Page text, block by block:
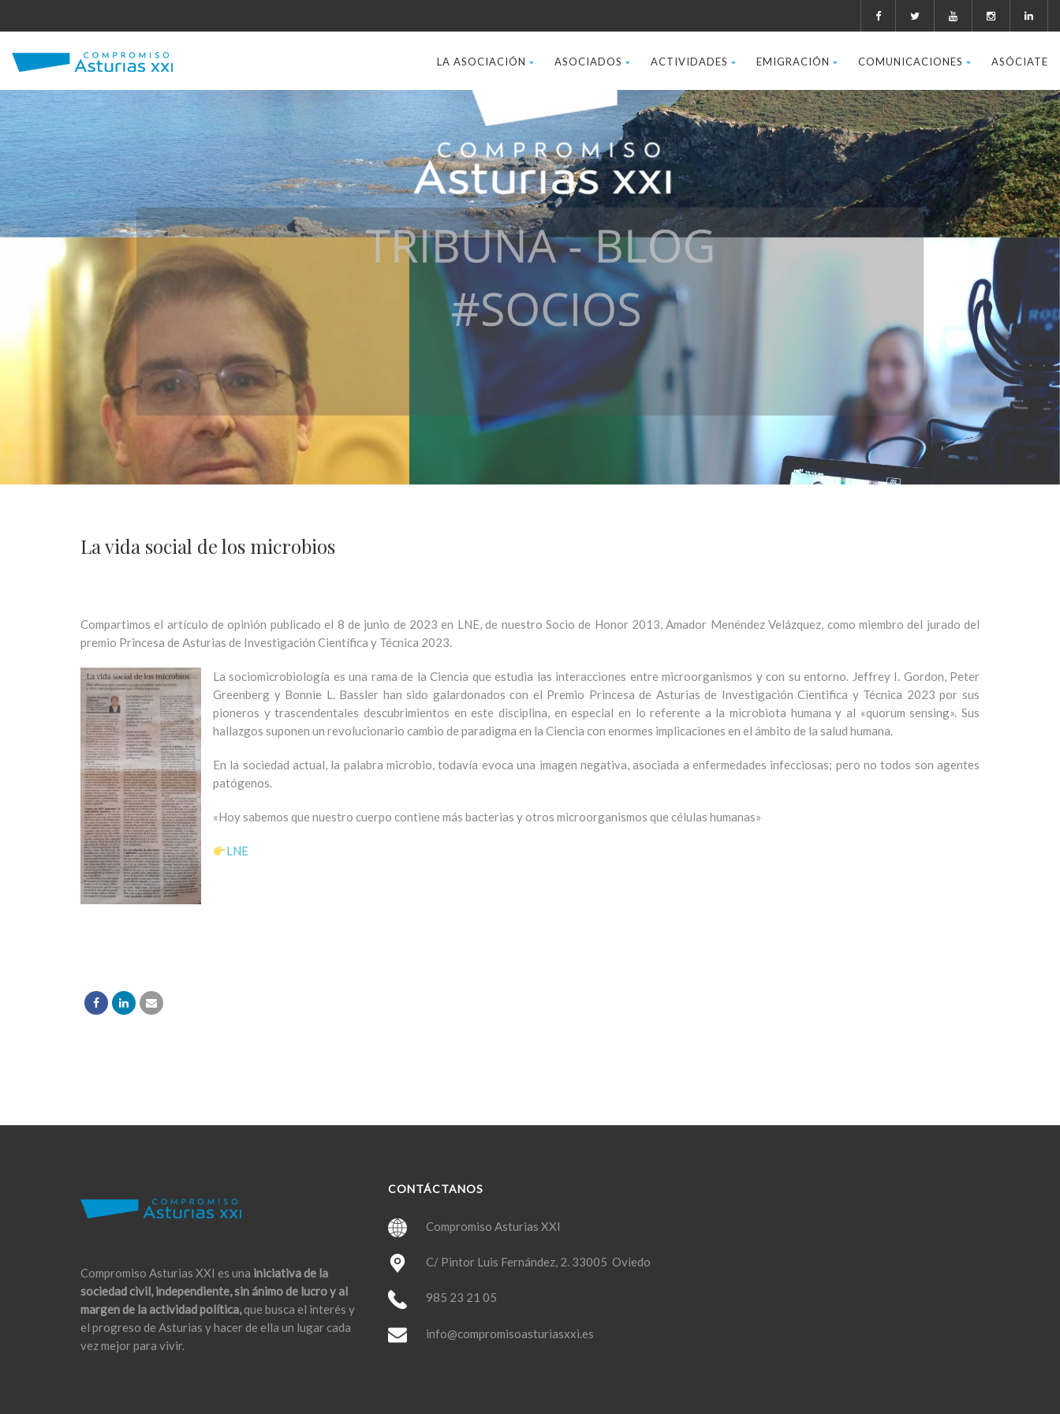
LA ASOCIACIÓN ASOCIADOS ACTIVIDADES EMIGRACIÓN COMUNICACIONES ASÓCIATE
La vida social de los microbios
Compartimos el artículo de opinión publicado el 8 de junio de 2023 en LNE, de nuestro Socio de Honor 2013, Amador Menéndez Velázquez, como miembro del jurado del
premio Princesa de Asturias de Investigación Científica y Técnica 2023.
La sociomicrobiología es una rama de la Ciencia que estudia las interacciones entre microorganismos y con su entorno. Jeffrey I. Gordon, Peter
Greenberg y Bonnie L. Bassler han sido galardonados con el Premio Princesa de Asturias de Investigación Cientifica y Técnica 2023 por sus
pioneros y trascendentales descubrimientos en este disciplina, en especial en lo referente a la microbiota humana y al «quorum sensing». Sus
hallazgos suponen un revolucionario cambio de paradigma en la Ciencia con enormes implicaciones en el ámbito de la salud humana.
En la sociedad actual, la palabra microbio, todavía evoca una imagen negativa, asociada a enfermedades infecciosas; pero no todos son agentes
patógenos.
«Hoy sabemos que nuestro cuerpo contiene más bacterias y otros microorganismos que células humanas»
LNE
Compromiso Asturias XXI es una iniciativa de la
sociedad civil, independiente, sin ánimo de lucro y al
margen de la actividad política,que busca el interés y
el progreso de Asturias y hacer de ella un lugar cada
vez mejor para vivir.
CONTÁCTANOS
Compromiso Asturias XXI
C/ Pintor Luis Fernández, 2. 33005 Oviedo
985 23 21 05
info@compromisoasturiasxxi.es